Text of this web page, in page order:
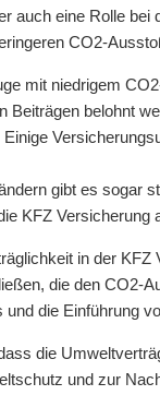
auch eine Rolle
CO2-
mit niedrigem
Beiträgen belohnt
Einige
gibt es sogar
KFZ Versicherung
in der
die den CO2-
die Einführung
die
und zur